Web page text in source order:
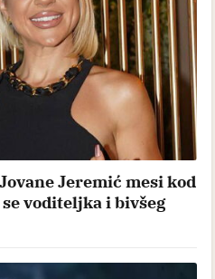
Jeremić mesi kod
voditeljka i bivšeg